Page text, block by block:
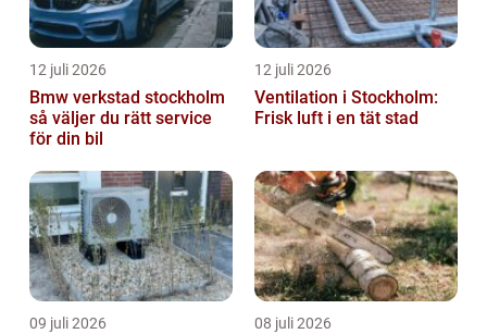
12 juli 2026
Bmw verkstad stockholm
så väljer du rätt service
för din bil
12 juli 2026
Ventilation i Stockholm:
Frisk luft i en tät stad
09 juli 2026 08 juli 2026